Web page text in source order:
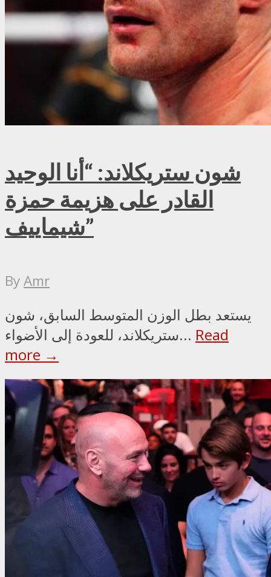
شون ستريكلاند: “أنا الوحيد
القادر على هزيمة حمزة
شيماييف”
ByAmr
يستعد بطل الوزن المتوسط السابق، شون
ستريكلاند، للعودة إلى الأضواء... Read
more →